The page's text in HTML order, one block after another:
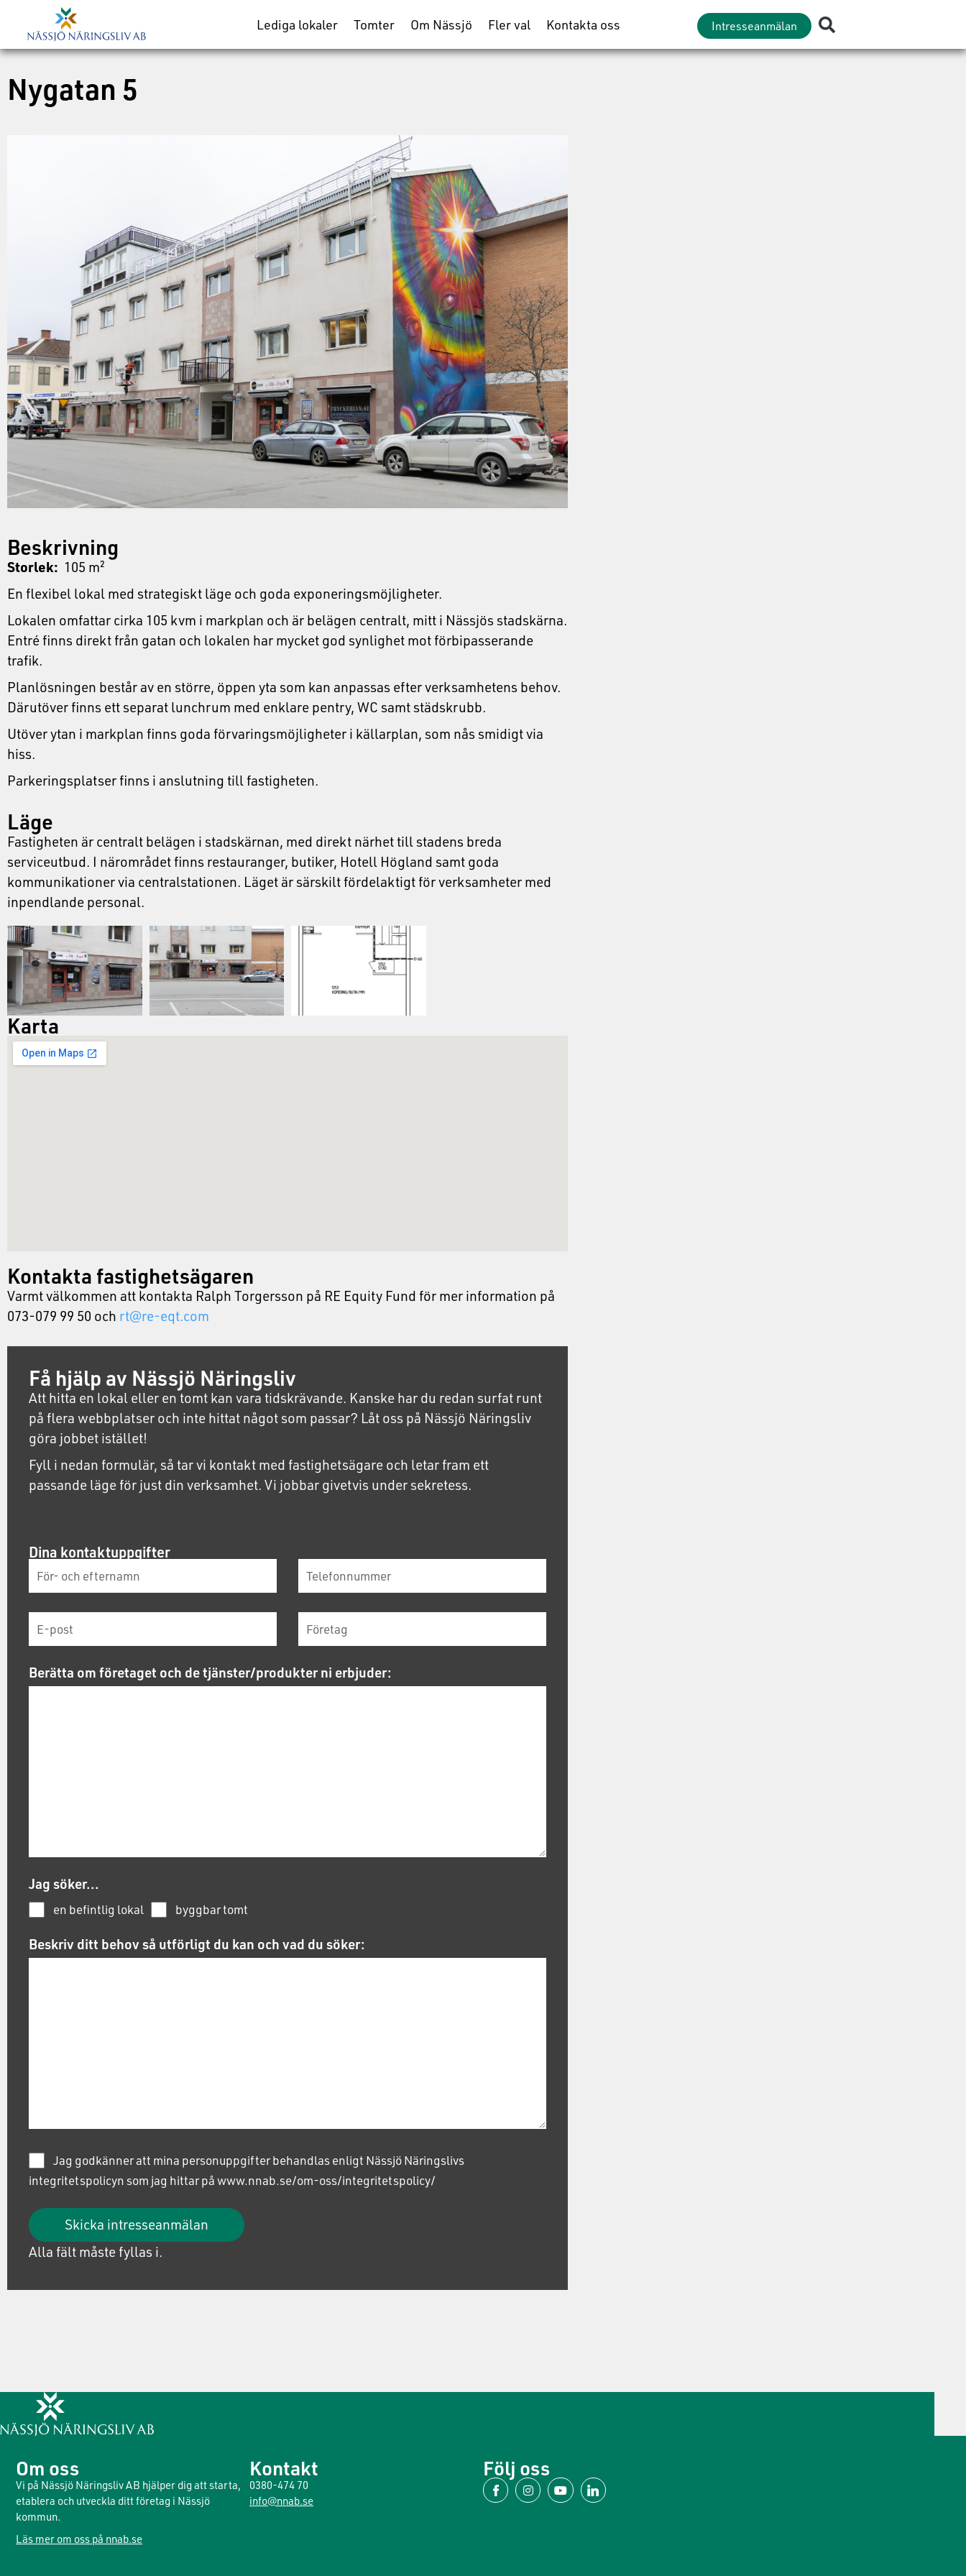
Lediga lokaler Tomter Om Nässjö Fler val Kontakta oss Intresseanmälan
Nygatan 5
Beskrivning
Storlek: 105 m²
En flexibel lokal med strategiskt läge och goda exponeringsmöjligheter.
Lokalen omfattar cirka 105 kvm i markplan och är belägen centralt, mitt i Nässjös stadskärna.
Entré finns direkt från gatan och lokalen har mycket god synlighet mot förbipasserande
trafik.
Planlösningen består av en större, öppen yta som kan anpassas efter verksamhetens behov.
Därutöver finns ett separat lunchrum med enklare pentry, WC samt städskrubb.
Utöver ytan i markplan finns goda förvaringsmöjligheter i källarplan, som nås smidigt via
hiss.
Parkeringsplatser finns i anslutning till fastigheten.
Läge
Fastigheten är centralt belägen i stadskärnan, med direkt närhet till stadens breda
serviceutbud. I närområdet finns restauranger, butiker, Hotell Högland samt goda
kommunikationer via centralstationen. Läget är särskilt fördelaktigt för verksamheter med
inpendlande personal.
Karta
Kontakta fastighetsägaren
Varmt välkommen att kontakta Ralph Torgersson på RE Equity Fund för mer information på
073-079 99 50 och rt@re-eqt.com
Få hjälp av Nässjö Näringsliv
Att hitta en lokal eller en tomt kan vara tidskrävande. Kanske har du redan surfat runt
på flera webbplatser och inte hittat något som passar? Låt oss på Nässjö Näringsliv
göra jobbet istället!
Fyll i nedan formulär, så tar vi kontakt med fastighetsägare och letar fram ett
passande läge för just din verksamhet. Vi jobbar givetvis under sekretess.
Dina kontaktuppgifter
Berätta om företaget och de tjänster/produkter ni erbjuder:
Jag söker...
en befintlig lokal byggbar tomt
Beskriv ditt behov så utförligt du kan och vad du söker:
Jag godkänner att mina personuppgifter behandlas enligt Nässjö Näringslivs
integritetspolicyn som jag hittar på www.nnab.se/om-oss/integritetspolicy/
Skicka intresseanmälan
Alla fält måste fyllas i.
Om oss
Vi på Nässjö Näringsliv AB hjälper dig att starta,
etablera och utveckla ditt företag i Nässjö
kommun.
Läs mer om oss på nnab.se
Kontakt
0380-474 70
info@nnab.se
Följ oss